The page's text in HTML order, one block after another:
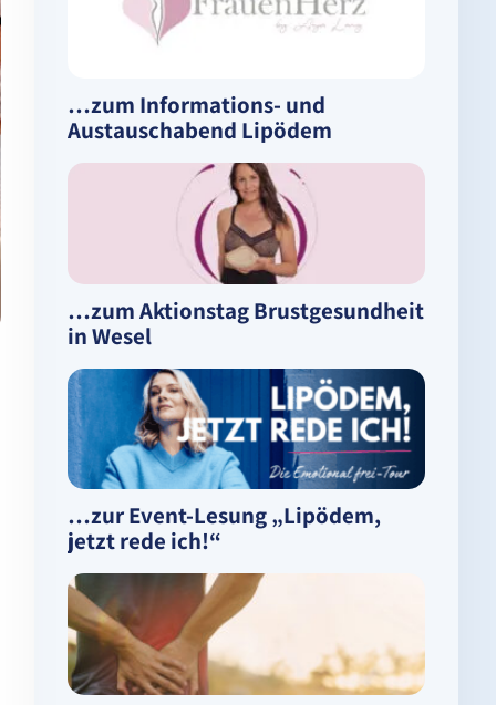
…zum Informations- und
Austauschabend Lipödem
…zum Aktionstag Brustgesundheit
in Wesel
…zur Event-Lesung „Lipödem,
jetzt rede ich!“